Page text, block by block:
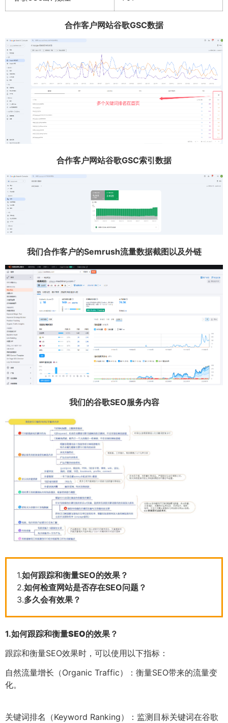
合作客户网站谷歌GSC数据
合作客户网站谷歌GSC索引数据
我们合作客户的Semrush流量数据截图以及外链
我们的谷歌SEO服务内容
1.如何跟踪和衡量SEO的效果？
2.如何检查网站是否存在SEO问题？
3.多久会有效果？
1.如何跟踪和衡量SEO的效果？
跟踪和衡量SEO效果时，可以使用以下指标：
自然流量增长（Organic Traffic）：衡量SEO带来的流量变
化。
关键词排名（Keyword Ranking）：监测目标关键词在谷歌